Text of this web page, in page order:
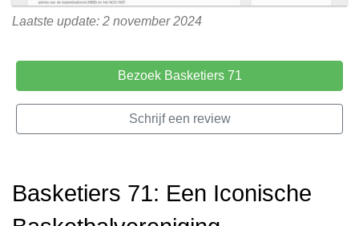
Laatste update: 2 november 2024
Bezoek Basketiers 71
Schrijf een review
Basketiers 71: Een Iconische